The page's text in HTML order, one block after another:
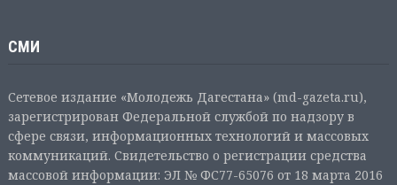
СМИ
Сетевое издание «Молодежь Дагестана» (md-gazeta.ru),
зарегистрирован Федеральной службой по надзору в
сфере связи, информационных технологий и массовых
коммуникаций. Свидетельство о регистрации средства
массовой информации: ЭЛ № ФС77-65076 от 18 марта 2016